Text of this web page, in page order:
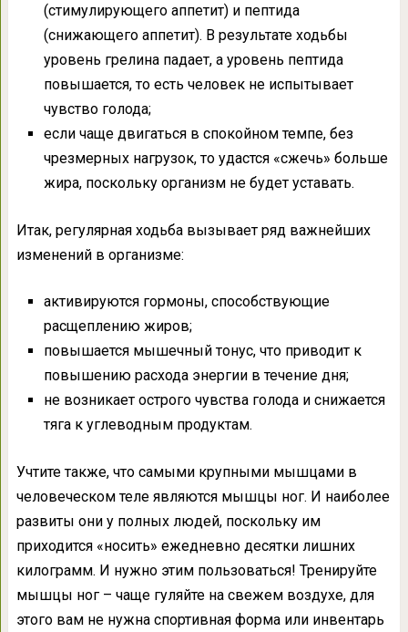
(стимулирующего аппетит) и пептида
(снижающего аппетит). В результате ходьбы
уровень грелина падает, а уровень пептида
повышается, то есть человек не испытывает
чувство голода;
если чаще двигаться в спокойном темпе, без
чрезмерных нагрузок, то удастся «сжечь» больше
жира, поскольку организм не будет уставать.
Итак, регулярная ходьба вызывает ряд важнейших
изменений в организме:
активируются гормоны, способствующие
расщеплению жиров;
повышается мышечный тонус, что приводит к
повышению расхода энергии в течение дня;
не возникает острого чувства голода и снижается
тяга к углеводным продуктам.
Учтите также, что самыми крупными мышцами в
человеческом теле являются мышцы ног. И наиболее
развиты они у полных людей, поскольку им
приходится «носить» ежедневно десятки лишних
килограмм. И нужно этим пользоваться! Тренируйте
мышцы ног – чаще гуляйте на свежем воздухе, для
этого вам не нужна спортивная форма или инвентарь